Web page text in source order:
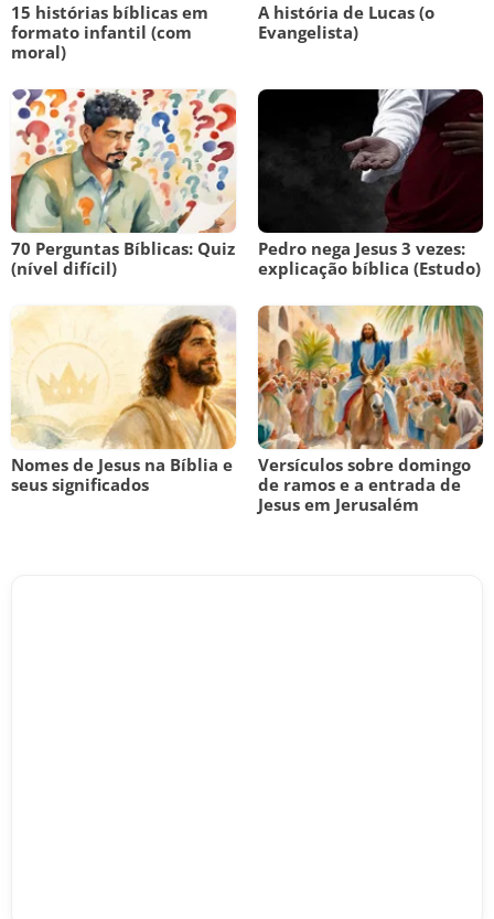
15 histórias bíblicas em
formato infantil (com
moral)
A história de Lucas (o
Evangelista)
70 Perguntas Bíblicas: Quiz
(nível difícil)
Pedro nega Jesus 3 vezes:
explicação bíblica (Estudo)
Nomes de Jesus na Bíblia e
seus significados
Versículos sobre domingo
de ramos e a entrada de
Jesus em Jerusalém